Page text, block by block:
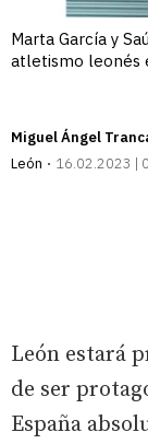
Marta García y
atletismo leonés
Miguel Ángel
León
16.02.2023 |
León estará
de ser
España